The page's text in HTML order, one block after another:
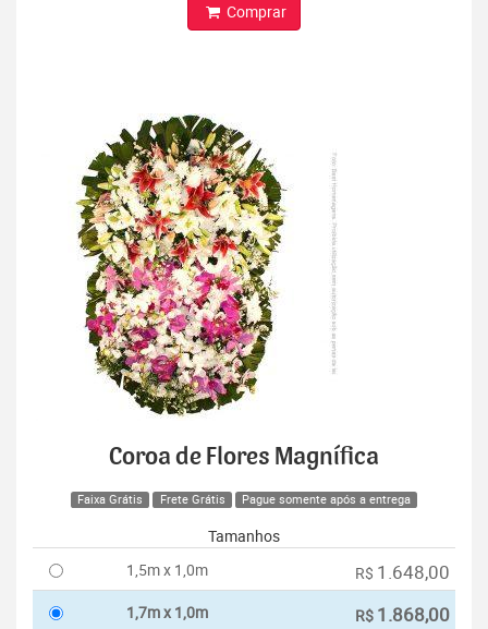
Comprar
Coroa de Flores Magnífica
Faixa Grátis Frete Grátis Pague somente após a entrega
Tamanhos
1,5m x 1,0m
R$ 1.648,00
1,7m x 1,0m R$ 1.868,00